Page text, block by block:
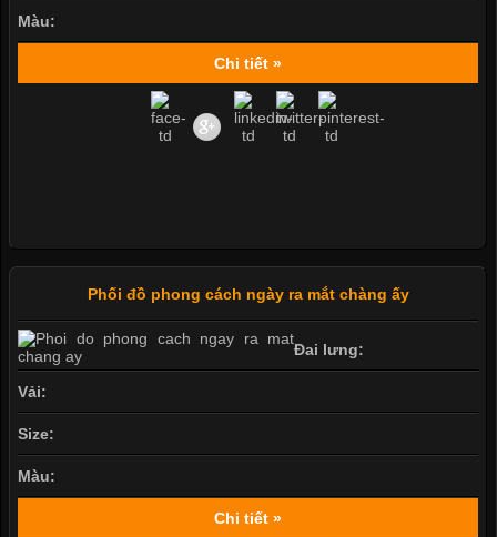
Màu:
Chi tiết »
Phối đồ phong cách ngày ra mắt chàng ấy
Đai lưng:
Vải:
Size:
Màu:
Chi tiết »